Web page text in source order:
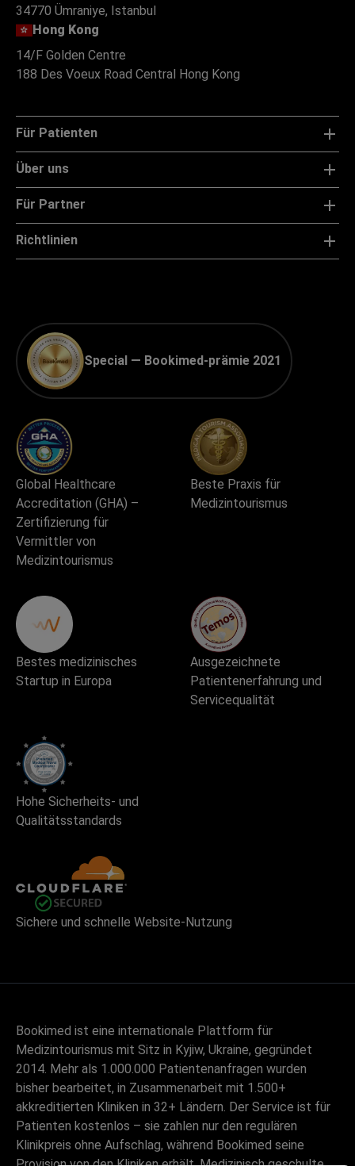
34770 Ümraniye, Istanbul
Hong Kong
14/F Golden Centre
188 Des Voeux Road Central Hong Kong
Für Patienten
Über uns
Für Partner
Richtlinien
Special — Bookimed-prämie 2021
Global Healthcare
Accreditation (GHA) –
Zertifizierung für
Vermittler von
Medizintourismus
Beste Praxis für
Medizintourismus
Bestes medizinisches
Startup in Europa
Ausgezeichnete
Patientenerfahrung und
Servicequalität
Hohe Sicherheits- und
Qualitätsstandards
Sichere und schnelle Website-Nutzung
Bookimed ist eine internationale Plattform für
Medizintourismus mit Sitz in Kyjiw, Ukraine, gegründet
2014. Mehr als 1.000.000 Patientenanfragen wurden
bisher bearbeitet, in Zusammenarbeit mit 1.500+
akkreditierten Kliniken in 32+ Ländern. Der Service ist für
Patienten kostenlos – sie zahlen nur den regulären
Klinikpreis ohne Aufschlag, während Bookimed seine